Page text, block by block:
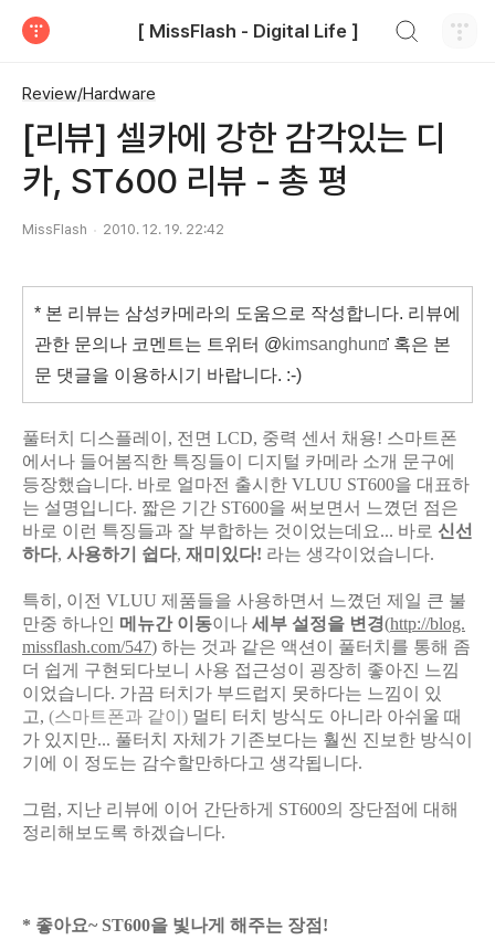
[ MissFlash - Digital Life ]
Review/Hardware
[리뷰] 셀카에 강한 감각있는 디
카, ST600 리뷰 - 총 평
MissFlash 2010. 12. 19. 22:42
* 본 리뷰는 삼성카메라의 도움으로 작성합니다. 리뷰에
관한 문의나 코멘트는 트위터 @kimsanghun
혹은 본
문 댓글을 이용하시기 바랍니다. :-)
풀터치 디스플레이, 전면 LCD, 중력 센서 채용! 스마트폰
에서나 들어봄직한 특징들이 디지털 카메라 소개 문구에
등장했습니다. 바로 얼마전 출시한 VLUU ST600을 대표하
는 설명입니다. 짧은 기간 ST600을 써보면서 느꼈던 점은
바로 이런 특징들과 잘 부합하는 것이었는데요... 바로 신선
하다, 사용하기 쉽다, 재미있다! 라는 생각이었습니다.
특히, 이전 VLUU 제품들을 사용하면서 느꼈던 제일 큰 불
만중 하나인 메뉴간 이동이나 세부 설정을 변경(http://blog.
missflash.com/547) 하는 것과 같은 액션이 풀터치를 통해 좀
더 쉽게 구현되다보니 사용 접근성이 굉장히 좋아진 느낌
이었습니다. 가끔 터치가 부드럽지 못하다는 느낌이 있
고, (스마트폰과 같이) 멀티 터치 방식도 아니라 아쉬울 때
가 있지만... 풀터치 자체가 기존보다는 훨씬 진보한 방식이
기에 이 정도는 감수할만하다고 생각됩니다.
그럼, 지난 리뷰에 이어 간단하게 ST600의 장단점에 대해
정리해보도록 하겠습니다.
* 좋아요~ ST600을 빛나게 해주는 장점!